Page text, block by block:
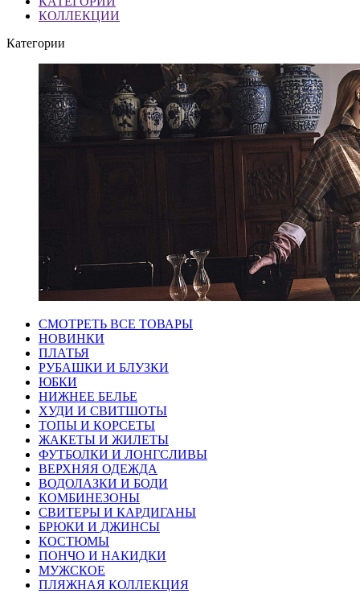
КОЛЛЕКЦИИ
Категории
СМОТРЕТЬ ВСЕ ТОВАРЫ
НОВИНКИ
ПЛАТЬЯ
РУБАШКИ И БЛУЗКИ
ЮБКИ
НИЖНЕЕ БЕЛЬЕ
ХУДИ И СВИТШОТЫ
ТОПЫ И КОРСЕТЫ
ЖАКЕТЫ И ЖИЛЕТЫ
ФУТБОЛКИ И ЛОНГСЛИВЫ
ВЕРХНЯЯ ОДЕЖДА
ВОДОЛАЗКИ И БОДИ
КОМБИНЕЗОНЫ
СВИТЕРЫ И КАРДИГАНЫ
БРЮКИ И ДЖИНСЫ
КОСТЮМЫ
ПОНЧО И НАКИДКИ
МУЖСКОЕ
ПЛЯЖНАЯ КОЛЛЕКЦИЯ